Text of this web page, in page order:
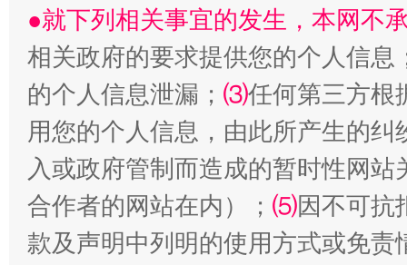
揭批美国五大"原罪" "炒
●就下列相关事宜的发生，本网不
相关政府的要求提供您的个人信息
的个人信息泄漏； ⑶任何第三方根
用您的个人信息，由此所产生的纠
入或政府管制而造成的暂时性网
合作者的网站在内）； ⑸因不可抗
款及声明中列明的使用方式或免责